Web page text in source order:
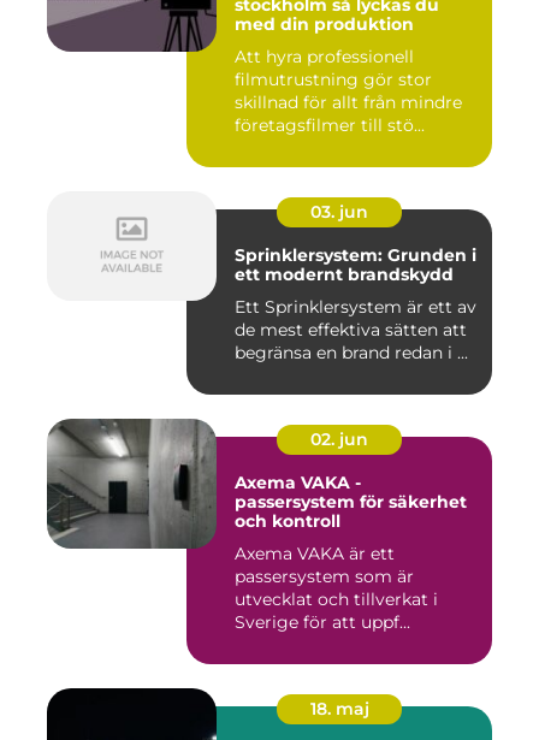
stockholm så lyckas du
med din produktion
Att hyra professionell
filmutrustning gör stor
skillnad för allt från mindre
företagsfilmer till stö...
03. jun
Sprinklersystem: Grunden i
ett modernt brandskydd
Ett Sprinklersystem är ett av
de mest effektiva sätten att
begränsa en brand redan i ...
02. jun
Axema VAKA -
passersystem för säkerhet
och kontroll
Axema VAKA är ett
passersystem som är
utvecklat och tillverkat i
Sverige för att uppf...
18. maj